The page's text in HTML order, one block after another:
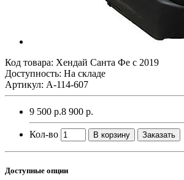
Код товара: Хендай Санта Фе с 2019
Доступность: На складе
Артикул: A-114-607
9 500 р.8 900 р.
Кол-во В корзину Заказать
Доступные опции